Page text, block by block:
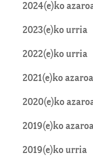
2024(e)ko
2023(e)ko urria
2022(e)ko urria
2021(e)ko azaroa
2020(e)ko
2019(e)ko
2019(e)ko urria